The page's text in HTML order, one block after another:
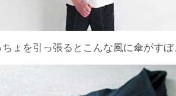
ょを引っ張るとこんな風に傘がす